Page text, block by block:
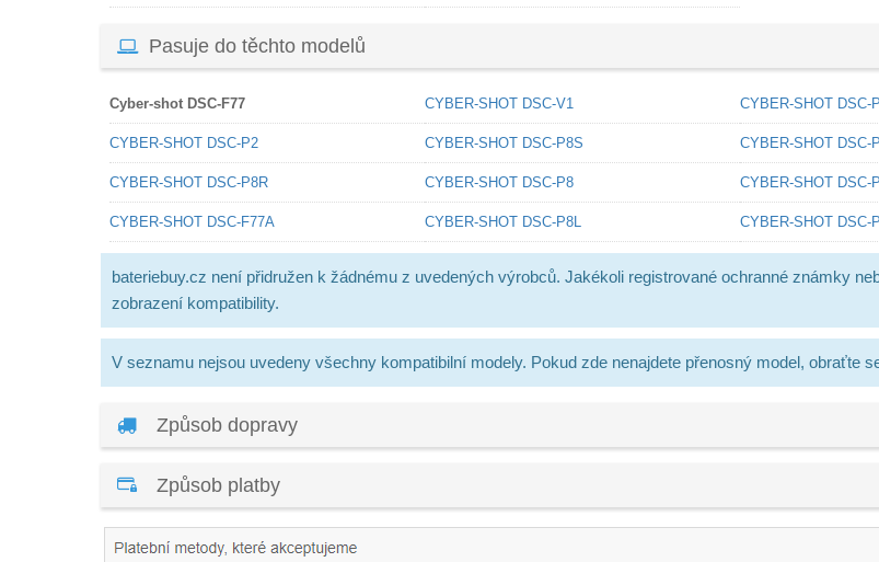
Pasuje do těchto modelů
Cyber-shot DSC-F77 CYBER-SHOT DSC-V1 CYBER-SHOT DSC-
CYBER-SHOT DSC-P2 CYBER-SHOT DSC-P8S CYBER-SHOT DSC-
CYBER-SHOT DSC-P8R CYBER-SHOT DSC-P8 CYBER-SHOT DSC-
CYBER-SHOT DSC-F77A CYBER-SHOT DSC-P8L CYBER-SHOT DSC-
bateriebuy.cz není přidružen k žádnému z uvedených výrobců. Jakékoli registrované ochranné známky
zobrazení kompatibility.
V seznamu nejsou uvedeny všechny kompatibilní modely. Pokud zde nenajdete přenosný model, obraťte
Způsob dopravy
Způsob platby